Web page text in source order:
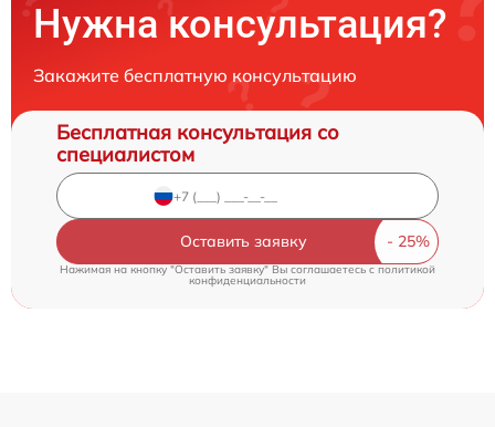
Нужна консультация?
Закажите бесплатную консультацию
Бесплатная консультация со
специалистом
Оставить заявку
Нажимая на кнопку "Оставить заявку" Вы соглашаетесь c политикой
конфиденциальности